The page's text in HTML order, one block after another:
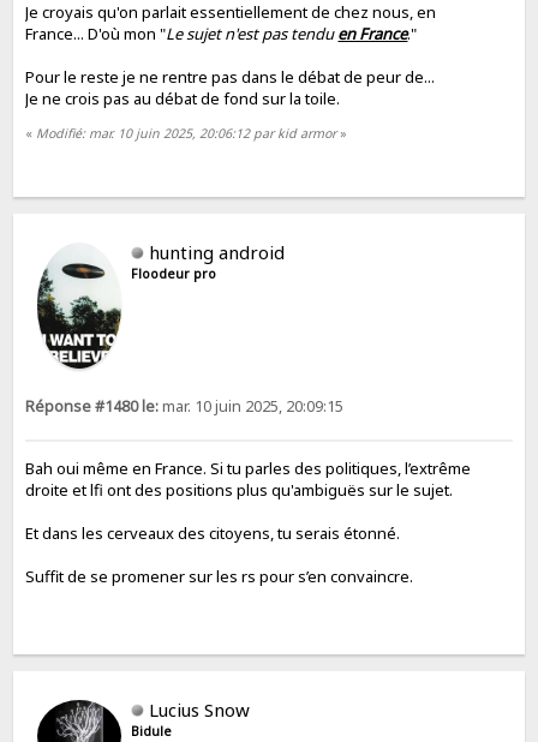
Je croyais qu'on parlait essentiellement de chez nous, en
France... D'où mon "Le sujet n'est pas tenduen France."
Pour le reste je ne rentre pas dans le débat de peur de...
Je ne crois pas au débat de fond sur la toile.
« Modifié: mar. 10 juin 2025, 20:06:12 par kid armor»
hunting android
Floodeur pro
Réponse #1480 le:mar. 10 juin 2025, 20:09:15
Bah oui même en France. Si tu parles des politiques, l’extrême
droite et lfi ont des positions plus qu'ambiguës sur le sujet.
Et dans les cerveaux des citoyens, tu serais étonné.
Suffit de se promener sur les rs pour s’en convaincre.
Lucius Snow
Bidule